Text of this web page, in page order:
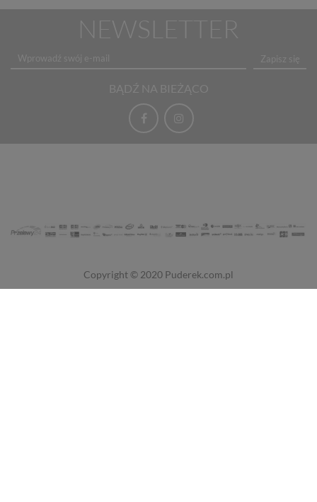
NEWSLETTER
Zapisz się
BĄDŹ NA BIEŻĄCO
Copyright © 2020 Puderek.com.pl